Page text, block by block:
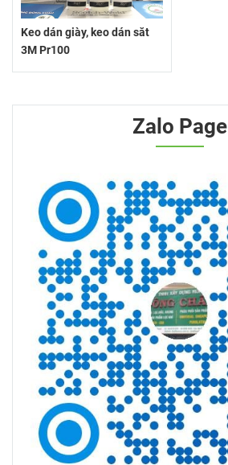
Keo dán giày, keo dán săt
3M Pr100
Zalo Page